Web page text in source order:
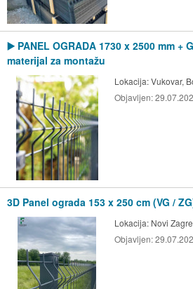
▶️ PANEL OGRADA 1730 x 2500 mm +
materijal za montažu
Lokacija:Vukovar,
Objavljen:
3D Panel ograda 153 x 250 cm (VG / ZG)
Lokacija: Novi
Objavljen: